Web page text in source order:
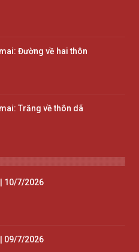
Đường về hai thôn
Trăng về thôn dã
10/7/2026
09/7/2026